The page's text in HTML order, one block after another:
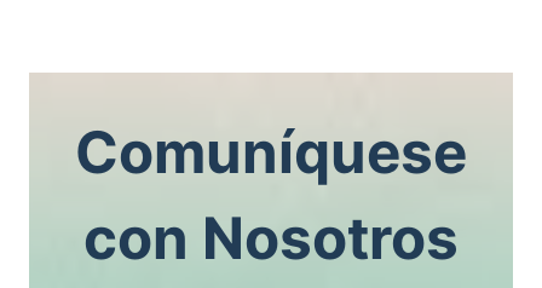
Comuníquese
con Nosotros